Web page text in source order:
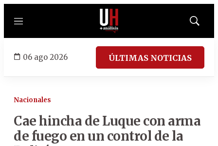
Menú
Mostrar
06 ago 2026 ÚLTIMAS NOTICIAS
Nacionales
Cae hincha de Luque con arma
de fuego en un control de la